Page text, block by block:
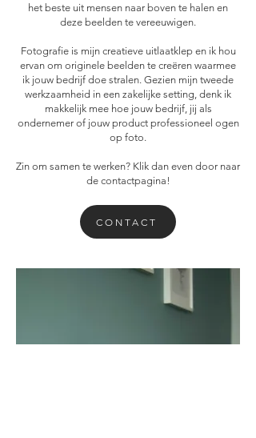
het beste uit mensen naar boven te halen en
deze beelden te vereeuwigen.
Fotografie is mijn creatieve uitlaatklep en ik hou
ervan om originele beelden te creëren waarmee
ik jouw bedrijf doe stralen. Gezien mijn tweede
werkzaamheid in een zakelijke setting, denk ik
makkelijk mee hoe jouw bedrijf, jij als
ondernemer of jouw product professioneel ogen
op foto.
Zin om samen te werken? Klik dan even door naar
de contactpagina!
CONTACT